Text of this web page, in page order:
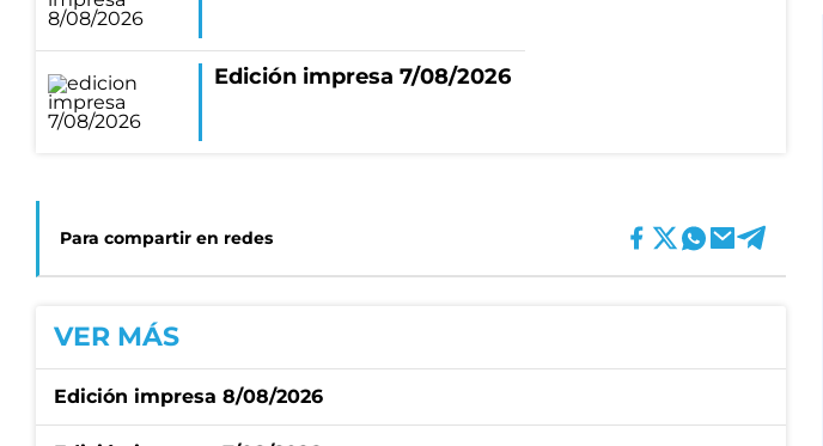
Edición impresa 7/08/2026
Para compartir en redes
VER MÁS
Edición impresa 8/08/2026